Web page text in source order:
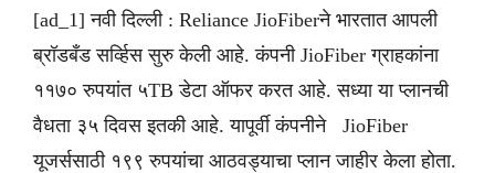
[ad_1] नवी दिल्ली : Reliance JioFiberने भारतात आपली
ब्रॉडबँड सर्व्हिस सुरु केली आहे. कंपनी JioFiber ग्राहकांना
११७० रुपयांत ५TB डेटा ऑफर करत आहे. सध्या या प्लानची
वैधता ३५ दिवस इतकी आहे. यापूर्वी कंपनीने JioFiber
यूजर्ससाठी १९९ रुपयांचा आठवड्याचा प्लान जाहीर केला होता.